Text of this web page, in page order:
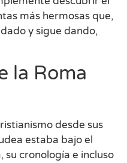
más hermosas que,
y sigue dando,
la Roma
desde sus
estaba bajo el
su cronología e incluso